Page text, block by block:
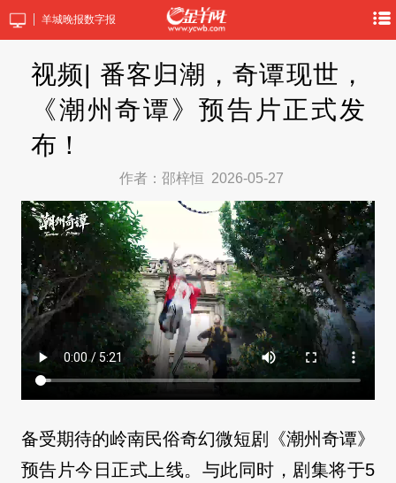
羊城晚报数字报
视频| 番客归潮，奇谭现世，
《潮州奇谭》预告片正式发
布！
作者：邵梓恒 2026-05-27
备受期待的岭南民俗奇幻微短剧《潮州奇谭》
预告片今日正式上线。与此同时，剧集将于5